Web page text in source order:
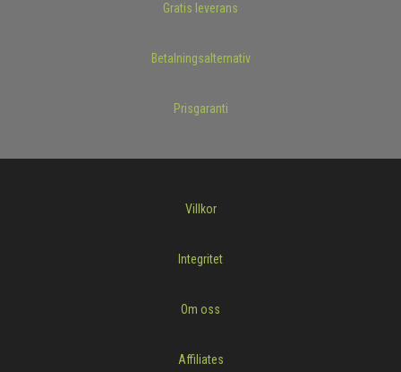
Gratis leverans
Betalningsalternativ
Prisgaranti
Villkor
Integritet
Om oss
Affiliates